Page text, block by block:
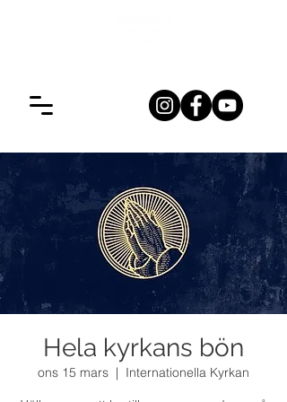
Hela kyrkans bön
ons 15 mars
  |
Internationella Kyrkan